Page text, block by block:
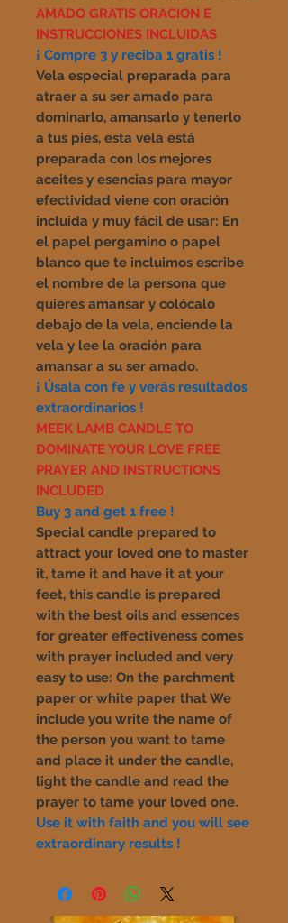
AMADO GRATIS ORACION E
INSTRUCCIONES INCLUIDAS
¡ Compre 3 y reciba 1 gratis !
Vela especial preparada para
atraer a su ser amado para
dominarlo, amansarlo y tenerlo
a tus pies, esta vela está
preparada con los mejores
aceites y esencias para mayor
efectividad viene con oración
incluida y muy fácil de usar: En
el papel pergamino o papel
blanco que te incluimos escribe
el nombre de la persona que
quieres amansar y colócalo
debajo de la vela, enciende la
vela y lee la oración para
amansar a su ser amado.
¡ Úsala con fe y verás resultados
extraordinarios !
MEEK LAMB CANDLE TO
DOMINATE YOUR LOVE FREE
PRAYER AND INSTRUCTIONS
INCLUDED
Buy 3 and get 1 free !
Special candle prepared to
attract your loved one to master
it, tame it and have it at your
feet, this candle is prepared
with the best oils and essences
for greater effectiveness comes
with prayer included and very
easy to use: On the parchment
paper or white paper thatWe
include you write the name of
the person you want to tame
and place it under the candle,
light the candle and read the
prayer to tame your loved one.
Use it with faith and you will see
extraordinary results !